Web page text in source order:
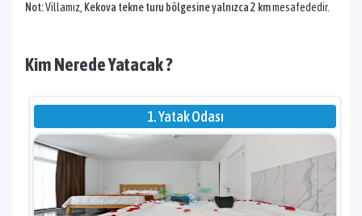
Not:Villamız, Kekova tekne turu bölgesine yalnızca 2 kmmesafededir.
Kim Nerede Yatacak ?
1. Yatak Odası